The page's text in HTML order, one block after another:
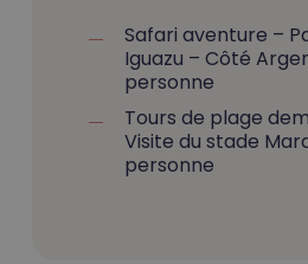
Safari aventure –
Iguazu – Côté
personne
Tours de plage
Visite du stade
personne